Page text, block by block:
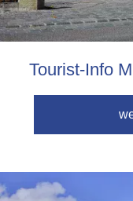
Tourist-Info